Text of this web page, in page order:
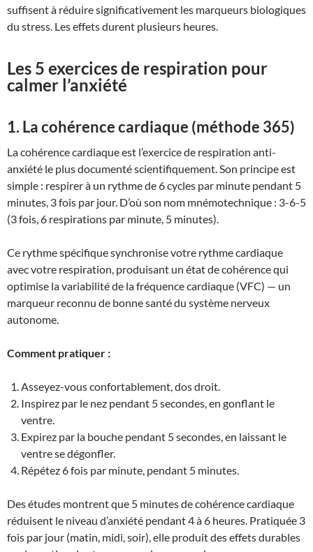
suffisent à réduire significativement les marqueurs biologiques
du stress. Les effets durent plusieurs heures.
Les 5 exercices de respiration pour
calmer l’anxiété
1. La cohérence cardiaque (méthode 365)
La cohérence cardiaque est l’exercice de respiration anti-
anxiété le plus documenté scientifiquement. Son principe est
simple : respirer à un rythme de 6 cycles par minute pendant 5
minutes, 3 fois par jour. D’où son nom mnémotechnique : 3-6-5
(3 fois, 6 respirations par minute, 5 minutes).
Ce rythme spécifique synchronise votre rythme cardiaque
avec votre respiration, produisant un état de cohérence qui
optimise la variabilité de la fréquence cardiaque (VFC) — un
marqueur reconnu de bonne santé du système nerveux
autonome.
Comment pratiquer :
Asseyez-vous confortablement, dos droit.
Inspirez par le nez pendant 5 secondes, en gonflant le
ventre.
Expirez par la bouche pendant 5 secondes, en laissant le
ventre se dégonfler.
Répétez 6 fois par minute, pendant 5 minutes.
Des études montrent que 5 minutes de cohérence cardiaque
réduisent le niveau d’anxiété pendant 4 à 6 heures. Pratiquée 3
fois par jour (matin, midi, soir), elle produit des effets durables